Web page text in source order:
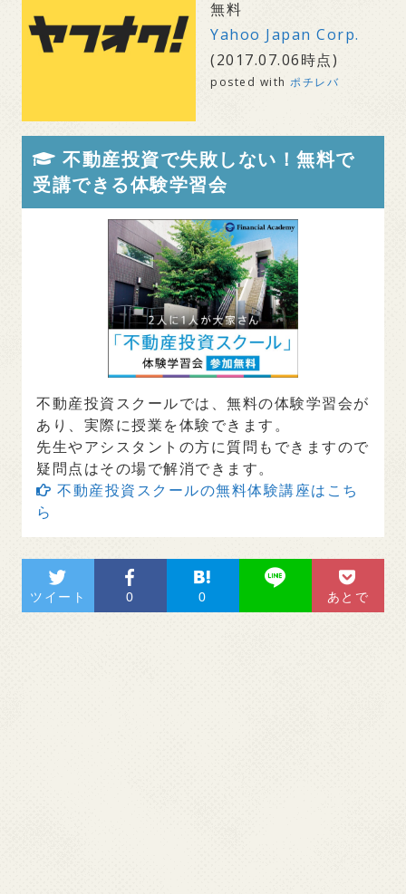
無料
Yahoo Japan Corp.
(2017.07.06時点)
posted with ポチレバ
不動産投資で失敗しない！無料で
受講できる体験学習会
不動産投資スクールでは、無料の体験学習会が
あり、実際に授業を体験できます。
先生やアシスタントの方に質問もできますので
疑問点はその場で解消できます。
不動産投資スクールの無料体験講座はこち
ら
ツイート 0 0 あとで